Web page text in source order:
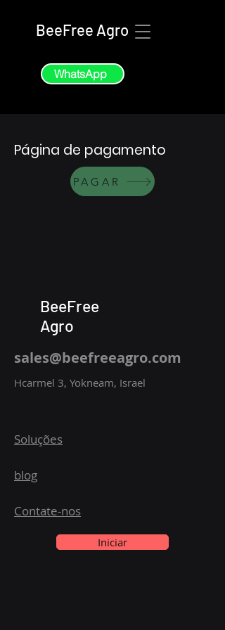
BeeFree Agro
WhatsApp
Página de pagamento
PAGAR
BeeFree
Agro
sales@beefreeagro.com
Hcarmel 3, Yokneam, Israel
Soluções
blog
Contate-nos
Iniciar